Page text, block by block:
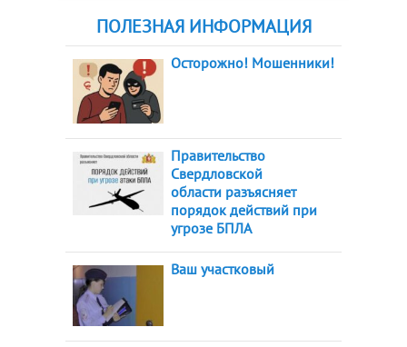
ПОЛЕЗНАЯ ИНФОРМАЦИЯ
Осторожно! Мошенники!
Правительство
Свердловской
области разъясняет
порядок действий при
угрозе БПЛА
Ваш участковый